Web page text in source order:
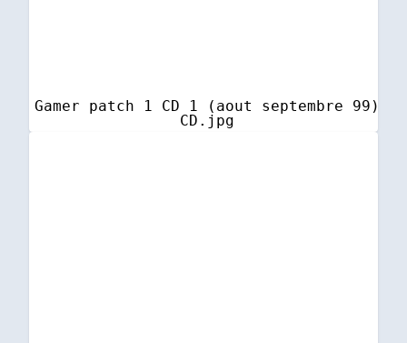
Gamer patch 1 CD 1 (aout septembre 99)
CD.jpg